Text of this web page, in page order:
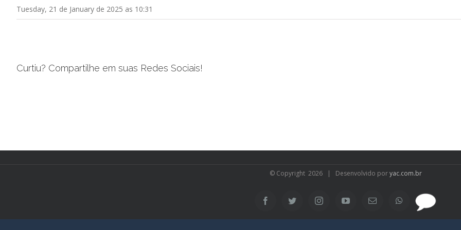
Tuesday, 21 de January de 2025 as 10:31
Curtiu? Compartilhe em suas Redes Sociais!
© Copyright 2026 | Desenvolvido poryac.com.br
FacebookTwitter InstagramYouTubeEmail WhatsApp
SAC